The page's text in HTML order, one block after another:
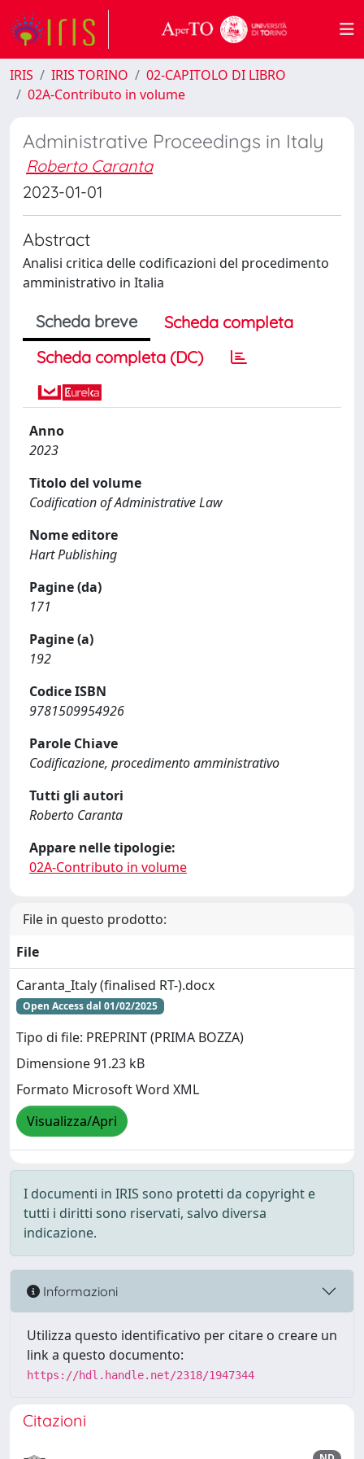
IRIS IRIS TORINO
02-CAPITOLO DI LIBRO
02A-Contributo in volume
Administrative Proceedings in Italy
Roberto Caranta
2023-01-01
Abstract
Analisi critica delle codificazioni del procedimento
amministrativo in Italia
Scheda breve
Scheda completa
Scheda completa (DC)
Anno
2023
Titolo del volume
Codification of Administrative Law
Nome editore
Hart Publishing
Pagine (da)
171
Pagine (a)
192
Codice ISBN
9781509954926
Parole Chiave
Codificazione, procedimento amministrativo
Tutti gli autori
Roberto Caranta
Appare nelle tipologie:
02A-Contributo in volume
File in questo prodotto:
File
Caranta_Italy (finalised RT-).docx
Open Access dal 01/02/2025
Tipo di file: PREPRINT (PRIMA BOZZA)
Dimensione 91.23 kB
Formato Microsoft Word XML
Visualizza/Apri
I documenti in IRIS sono protetti da copyright e
tutti i diritti sono riservati, salvo diversa
indicazione.
Informazioni
Utilizza questo identificativo per citare o creare un
link a questo documento:
https://hdl.handle.net/2318/1947344
Citazioni